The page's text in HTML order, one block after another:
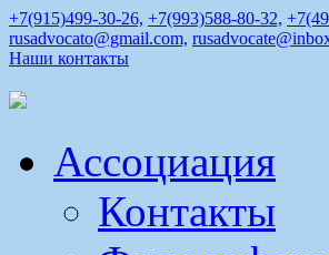
+7(915)499-30-26, +7(993)588-80-32,
rusadvocato@gmail.com,
Наши контакты
Ассоциация
Контакты